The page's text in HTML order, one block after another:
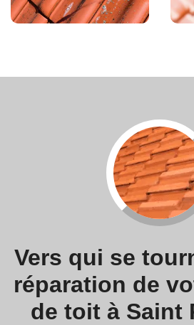
Vers qui se
réparation de
de toit à Saint